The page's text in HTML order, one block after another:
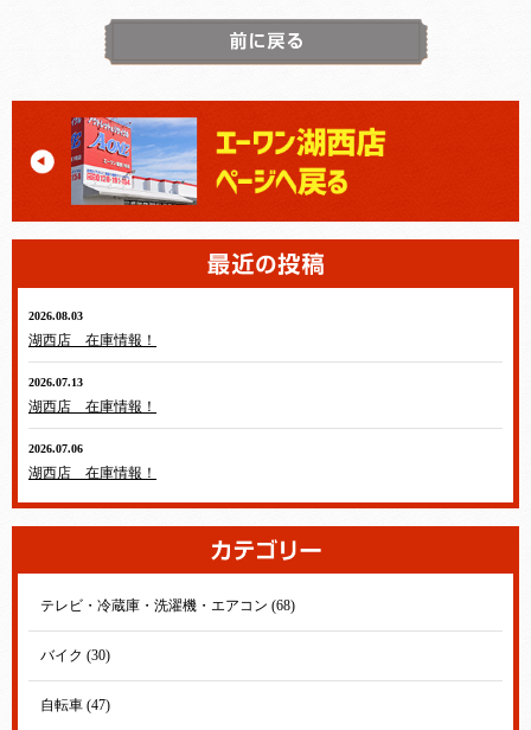
2026.08.03
湖西店 在庫情報！
2026.07.13
湖西店 在庫情報！
2026.07.06
湖西店 在庫情報！
テレビ・冷蔵庫・洗濯機・エアコン (68)
バイク (30)
自転車 (47)